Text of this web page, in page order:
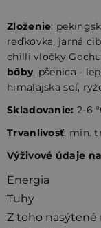
Zloženie:
reďkovka, jarná
chilli vločky
bôby, pšenica -
himalájska soľ,
Skladovanie: 2-6
Trvanlivosť: min.
Výživové údaje
Energia
Tuhy
Z toho nasýtené